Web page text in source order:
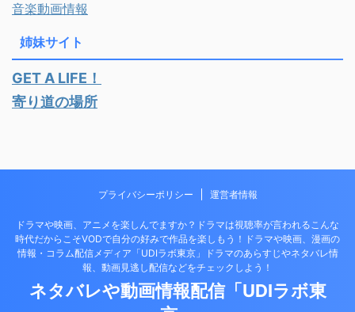
音楽動画情報
姉妹サイト
GET A LIFE！
寄り道の場所
プライバシーポリシー 運営者情報
ドラマや映画、アニメを楽しんでますか？ドラマは視聴率が言われるこんな
時代だからこそVODで自分の好みで作品を楽しもう！ドラマや映画、漫画の
情報・コラム配信メディア「UDIラボ東京」ドラマのあらすじやネタバレ情
報、動画見逃し配信などをチェックしよう！
ネタバレや動画情報配信「UDIラボ東